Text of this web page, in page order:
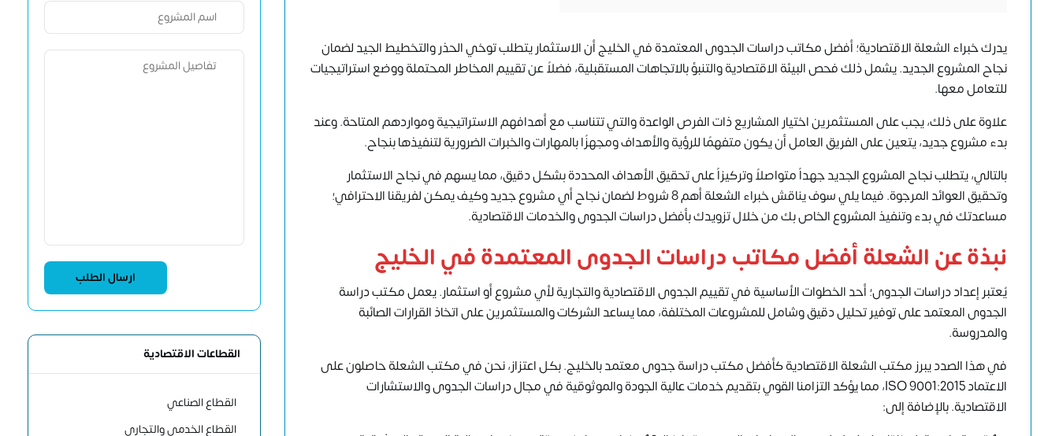
يدرك خبراءالشعلة الاقتصادية؛ أفضل مكاتب دراسات الجدوى المعتمدة في الخليج أن الاستثمار يتطلب توخي الحذر والتخطيط الجيد لضمان
نجاح المشروعالجديد. يشمل ذلك فحص البيئة الاقتصادية والتنبؤ بالاتجاهات المستقبلية، فضلاً عن تقييم المخاطر المحتملة ووضع استراتيجيات
للتعامل معها.
علاوة على ذلك، يجب على المستثمرين اختيار المشاريع ذات الفرص الواعدة والتي تتناسب مع أهدافهم الاستراتيجية ومواردهم المتاحة. وعند
بدء مشروع جديد، يتعين على الفريق العامل أن يكون متفهمًا للرؤية والأهداف ومجهزًا بالمهارات والخبرات الضرورية لتنفيذها بنجاح.
بالتالي، يتطلب نجاح المشروع الجديد جهداً متواصلاً وتركيزاً على تحقيق الأهداف المحددة بشكل دقيق، مما يسهم في نجاح الاستثمار
وتحقيق العوائد المرجوة. فيما يلي سوف يناقش خبراء الشعلة أهم 8 شروط لضمان نجاح أي مشروع جديد وكيف يمكن لفريقنا الاحترافي؛
مساعدتك في بدء وتنفيذ المشروع الخاص بك من خلال تزويدك بأفضل دراسات الجدوى والخدمات الاقتصادية.
نبذة عن الشعلة أفضل مكاتب دراسات الجدوى المعتمدة في الخليج
يُعتبر إعداد دراسات الجدوى؛ أحد الخطوات الأساسية في تقييم الجدوى الاقتصادية والتجارية لأي مشروع أو استثمار. يعملمكتب دراسة
الجدوى المعتمدعلى توفير تحليل دقيق وشامل للمشروعات المختلفة، مما يساعد الشركات والمستثمرين على اتخاذ القرارات الصائبة
والمدروسة.
في هذا الصدد يبرز مكتب الشعلة الاقتصادية كأفضل مكتب دراسة جدوى معتمد بالخليج. بكل اعتزاز، نحن في مكتب الشعلة حاصلون على
الاعتماد ISO 9001:2015، مما يؤكد التزامنا القوي بتقديم خدمات عالية الجودة والموثوقية في مجال دراسات الجدوى والاستشارات
الاقتصادية. بالإضافة إلى:
القطاعات الاقتصادية
القطاع الصناعي
القطاع الخدمي والتجاري